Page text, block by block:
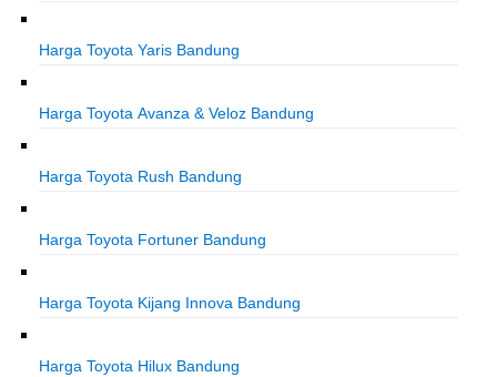
Harga Toyota Yaris Bandung
Harga Toyota Avanza & Veloz Bandung
Harga Toyota Rush Bandung
Harga Toyota Fortuner Bandung
Harga Toyota Kijang Innova Bandung
Harga Toyota Hilux Bandung